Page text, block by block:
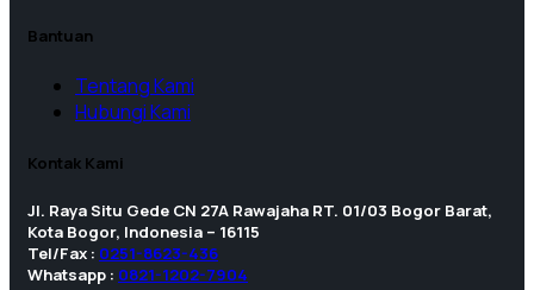
Bantuan
Tentang Kami
Hubungi Kami
Kontak Kami
Jl. Raya Situ Gede CN 27A Rawajaha RT. 01/03 Bogor Barat,
Kota Bogor, Indonesia – 16115
Tel/Fax : 0251-8623-436
Whatsapp : 0821-1202-7904